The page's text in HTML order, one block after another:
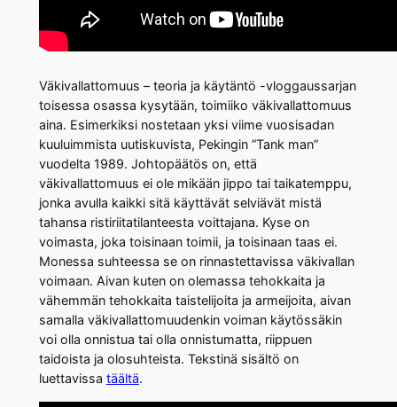
Väkivallattomuus – teoria ja käytäntö -vloggaussarjan
toisessa osassa kysytään, toimiiko väkivallattomuus
aina. Esimerkiksi nostetaan yksi viime vuosisadan
kuuluimmista uutiskuvista, Pekingin ”Tank man”
vuodelta 1989. Johtopäätös on, että
väkivallattomuus ei ole mikään jippo tai taikatemppu,
jonka avulla kaikki sitä käyttävät selviävät mistä
tahansa ristiriitatilanteesta voittajana. Kyse on
voimasta, joka toisinaan toimii, ja toisinaan taas ei.
Monessa suhteessa se on rinnastettavissa väkivallan
voimaan. Aivan kuten on olemassa tehokkaita ja
vähemmän tehokkaita taistelijoita ja armeijoita, aivan
samalla väkivallattomuudenkin voiman käytössäkin
voi olla onnistua tai olla onnistumatta, riippuen
taidoista ja olosuhteista. Tekstinä sisältö on
luettavissa täältä.